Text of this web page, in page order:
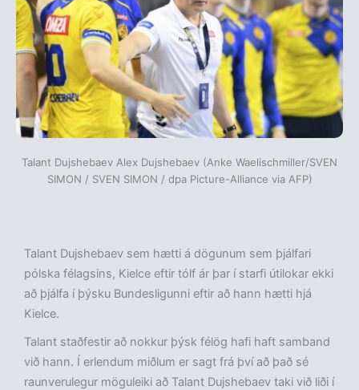
Talant Dujshebaev Alex Dujshebaev (Anke Waelischmiller/SVEN
SIMON / SVEN SIMON / dpa Picture-Alliance via AFP)
Talant Dujshebaev sem hætti á dögunum sem þjálfari
pólska félagsins, Kielce eftir tólf ár þar í starfi útilokar ekki
að þjálfa í þýsku Bundesligunni eftir að hann hætti hjá
Kielce.
Talant staðfestir að nokkur þýsk félög hafi haft samband
við hann. Í erlendum miðlum er sagt frá því að það sé
raunverulegur möguleiki að Talant Dujshebaev taki við liði í